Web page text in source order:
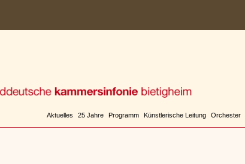
Aktuelles 25 Jahre Programm Künstlerische Leitung Orchester